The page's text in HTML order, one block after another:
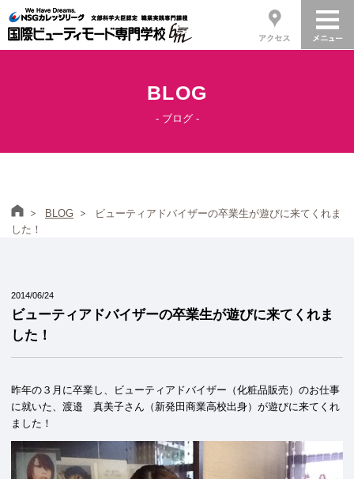
BLOG
- ブログ -
ホームBLOG
ビューティアドバイザーの卒業生が遊びに来てくれま
した！
2014/06/24
ビューティアドバイザーの卒業生が遊びに来てくれま
した！
昨年の３月に卒業し、ビューティアドバイザー（化粧品販売）のお仕事
に就いた、渡邉 真美子さん（新発田商業高校出身）が遊びに来てくれ
ました！